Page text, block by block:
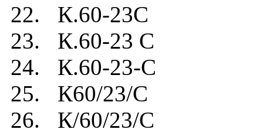
22. К.60-23C
23. К.60-23 C
24. К.60-23-C
25. К60/23/C
26. К/60/23/C